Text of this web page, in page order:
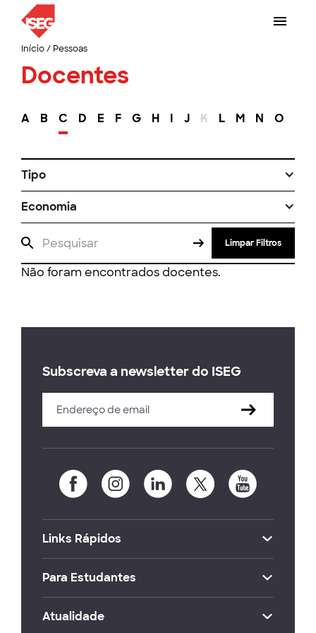
Início/ Pessoas
Docentes
A B C D E F G H I J K L M N O
Tipo
Economia
Limpar Filtros
Não foram encontrados docentes.
Subscreva a newsletter do ISEG
Links Rápidos
Para Estudantes
Atualidade